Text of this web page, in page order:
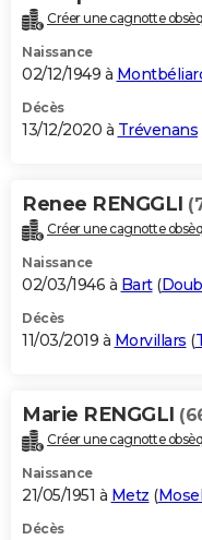
Créer une cagnotte
Naissance
02/12/1949 à
Décès
13/12/2020 à Trévenans
Renee RENGGLI
Créer une cagnotte
Naissance
02/03/1946 à Bart(
Décès
11/03/2019 à Morvillars (
Marie RENGGLI
Créer une cagnotte
Naissance
21/05/1951 à Metz (
Décès